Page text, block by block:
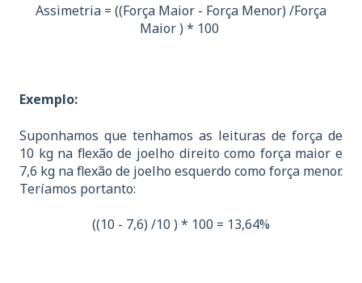
Assimetria = ((Força Maior - Força Menor) /Força
Maior ) * 100
Exemplo:
Suponhamos que tenhamos as leituras de força de
10 kg na flexão de joelho direito como força maior e
7,6 kg na flexão de joelho esquerdo como força menor.
Teríamos portanto:
((10 - 7,6) /10 ) * 100 = 13,64%